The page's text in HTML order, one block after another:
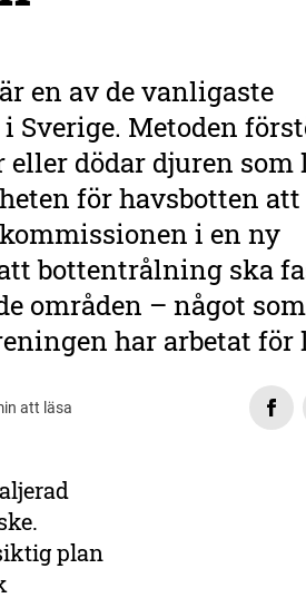
en av de vanligaste
Sverige. Metoden
eller dödar djuren som
för havsbotten att
i en ny
bottentrålning ska
områden – något som
har arbetat för
att läsa
plan